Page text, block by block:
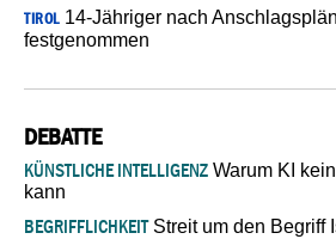
TIROL14-Jähriger nach
festgenommen
DEBATTE
KÜNSTLICHE INTELLIGENZ Warum KI
kann
BEGRIFFLICHKEITStreit um den Begriff